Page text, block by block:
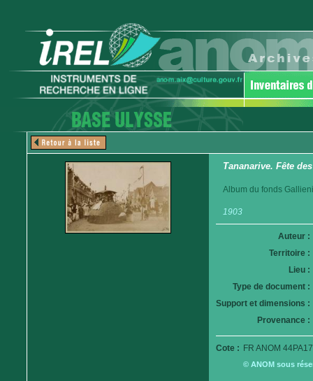
Tananarive. Fête
Album du fonds
1903
Auteur :
Territoire :
Lieu :
Type de document :
Support et dimensions :
Provenance :
Cote : FR ANOM
© ANOM sous